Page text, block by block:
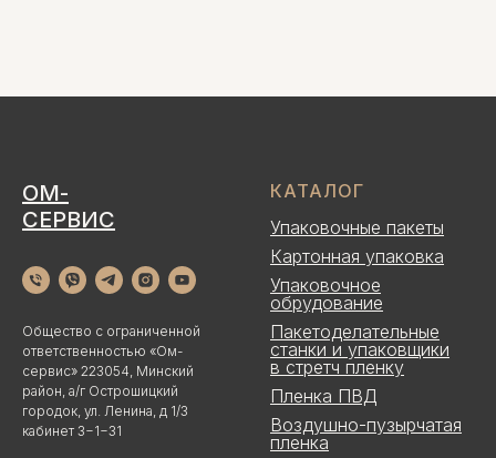
ОМ-
СЕРВИС
Общество с ограниченной
ответственностью «Ом-
сервис» 223054, Минский
район, а/г Острошицкий
городок, ул. Ленина, д 1/3
кабинет 3−1−31
КАТАЛОГ
Упаковочные пакеты
Картонная упаковка
Упаковочное
обрудование
Пакетоделательные
станки и упаковщики
в стретч пленку
Пленка ПВД
Воздушно-пузырчатая
пленка